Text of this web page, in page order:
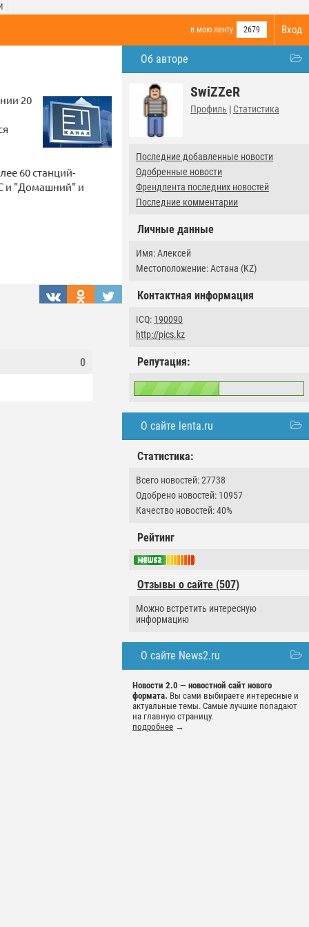
Вход
в мою ленту 2679
Об авторе
SwiZZeR
Профиль | Статистика
Последние добавленные новости
Одобренные новости
Френдлента последних новостей
Последние комментарии
Личные данные
Имя: Алексей
Местоположение: Астана (KZ)
Контактная информация
ICQ: 190090
http://pics.kz
Репутация:
О сайте lenta.ru
Статистика:
Всего новостей: 27738
Одобрено новостей: 10957
Качество новостей: 40%
Рейтинг
Отзывы о сайте (507)
Можно встретить интересную
информацию
О сайте News2.ru
Новости 2.0 — новостной сайт нового
формата. Вы сами выбираете интересные и
актуальные темы. Самые лучшие попадают
на главную страницу.
подробнее →
20
60 станций-
и "Домашний" и
0